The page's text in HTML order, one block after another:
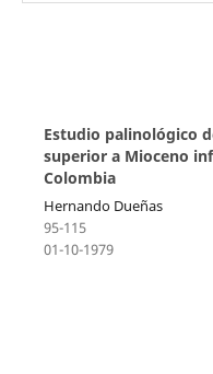
Estudio palinológico
superior a Mioceno
Colombia
Hernando Dueñas
95-115
01-10-1979